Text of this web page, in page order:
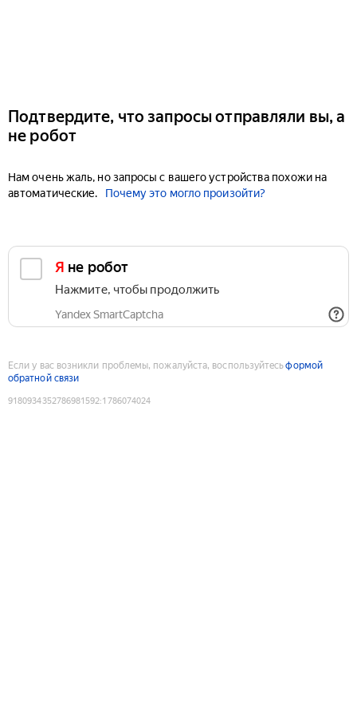
Подтвердите, что запросы отправляли вы, а
не робот
Нам очень жаль, но запросы с вашего устройства похожи на
автоматические.
Почему это могло произойти?
Я не робот
Нажмите, чтобы продолжить
Yandex SmartCaptcha
Если у вас возникли проблемы, пожалуйста, воспользуйтесьформой
обратной связи
9180934352786981592:1786074024